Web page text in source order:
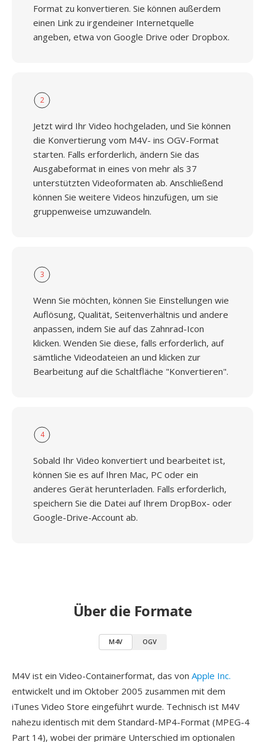
Format zu konvertieren. Sie können außerdem
einen Link zu irgendeiner Internetquelle
angeben, etwa von Google Drive oder Dropbox.
2
Jetzt wird Ihr Video hochgeladen, und Sie können
die Konvertierung vom M4V- ins OGV-Format
starten. Falls erforderlich, ändern Sie das
Ausgabeformat in eines von mehr als 37
unterstützten Videoformaten ab. Anschließend
können Sie weitere Videos hinzufügen, um sie
gruppenweise umzuwandeln.
3
Wenn Sie möchten, können Sie Einstellungen wie
Auflösung, Qualität, Seitenverhältnis und andere
anpassen, indem Sie auf das Zahnrad-Icon
klicken. Wenden Sie diese, falls erforderlich, auf
sämtliche Videodateien an und klicken zur
Bearbeitung auf die Schaltfläche "Konvertieren".
4
Sobald Ihr Video konvertiert und bearbeitet ist,
können Sie es auf Ihren Mac, PC oder ein
anderes Gerät herunterladen. Falls erforderlich,
speichern Sie die Datei auf Ihrem DropBox- oder
Google-Drive-Account ab.
Über die Formate
M4V OGV
M4V ist ein Video-Containerformat, das von Apple Inc.
entwickelt und im Oktober 2005 zusammen mit dem
iTunes Video Store eingeführt wurde. Technisch ist M4V
nahezu identisch mit dem Standard-MP4-Format (MPEG-4
Part 14), wobei der primäre Unterschied im optionalen